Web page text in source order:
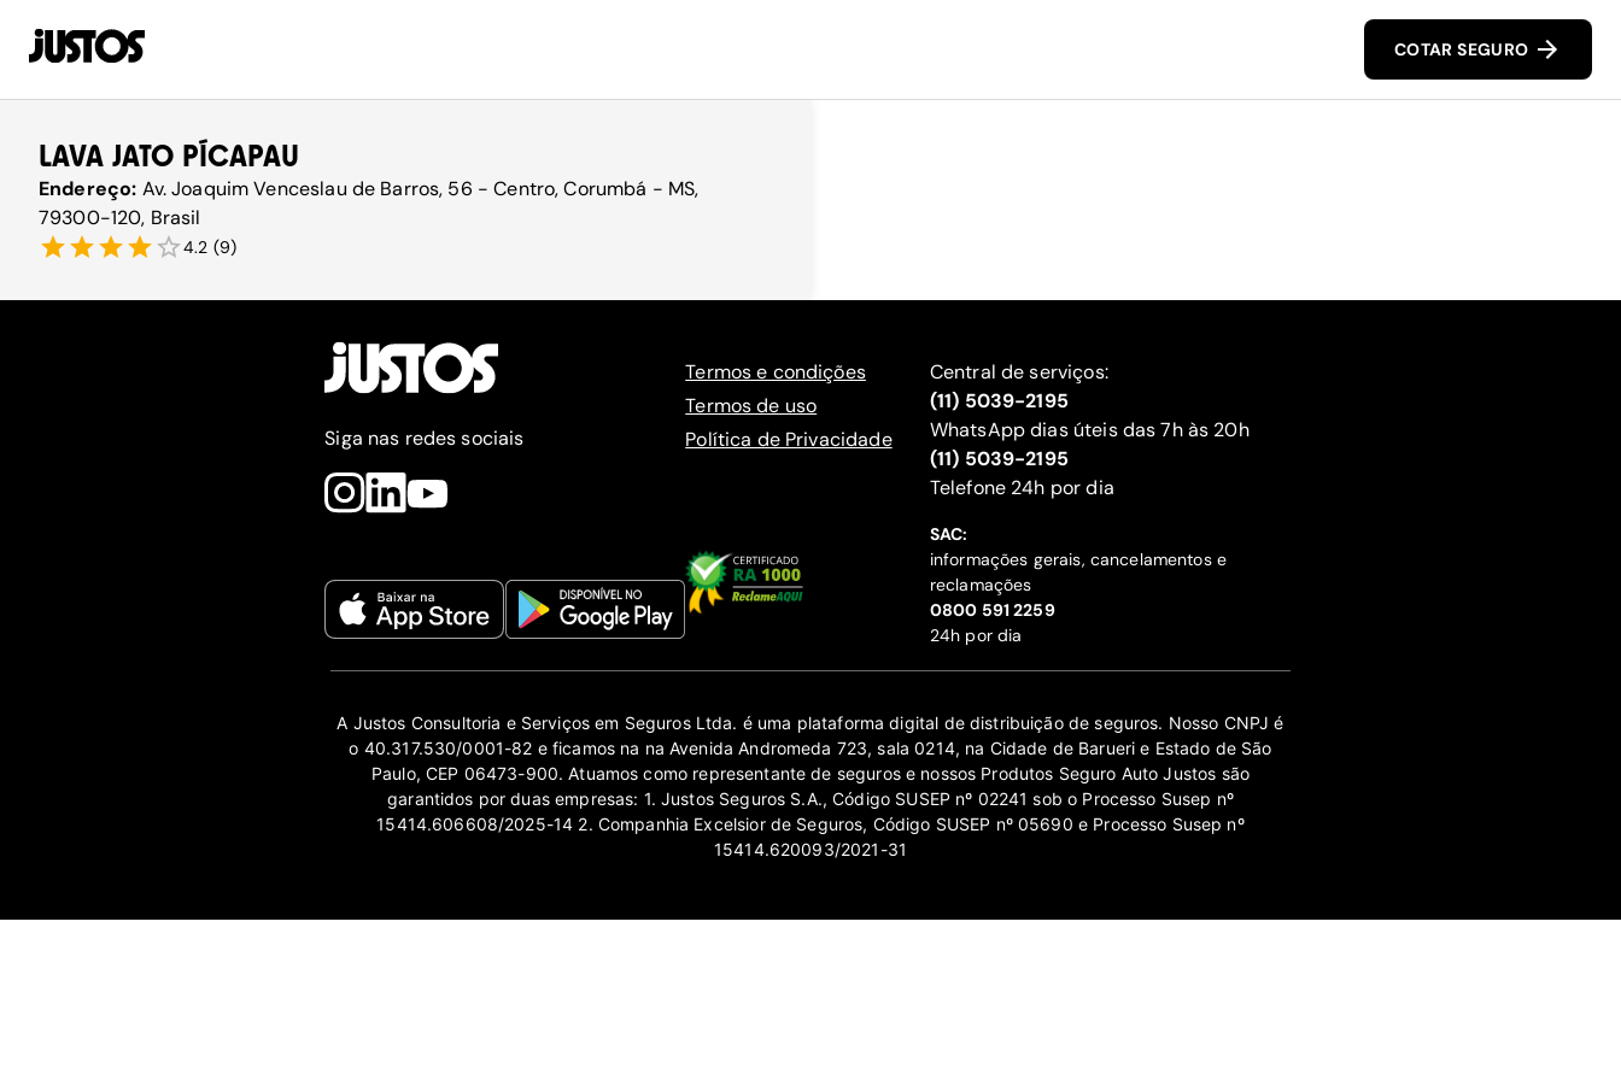
COTAR SEGURO
LAVA JATO PÍCAPAU
Endereço: Av. Joaquim Venceslau de Barros, 56 - Centro, Corumbá - MS,
79300-120, Brasil
4.2 (9)
Siga nas redes sociais
Termos e condições
Termos de uso
Política de Privacidade
Central de serviços:
(11) 5039-2195
WhatsApp dias úteis das 7h às 20h
(11) 5039-2195
‍Telefone 24h por dia
SAC:
informações gerais, cancelamentos e
reclamações
‍0800 591 2259
24h por dia
A Justos Consultoria e Serviços em Seguros Ltda. é uma plataforma digital de distribuição de seguros. Nosso CNPJ é
o 40.317.530/0001-82 e ficamos na na Avenida Andromeda 723, sala 0214, na Cidade de Barueri e Estado de São
Paulo, CEP 06473-900. Atuamos como representante de seguros e nossos Produtos Seguro Auto Justos são
garantidos por duas empresas: 1. Justos Seguros S.A., Código SUSEP nº 02241 sob o Processo Susep nº
15414.606608/2025-14 2. Companhia Excelsior de Seguros, Código SUSEP nº 05690 e Processo Susep nº
15414.620093/2021-31